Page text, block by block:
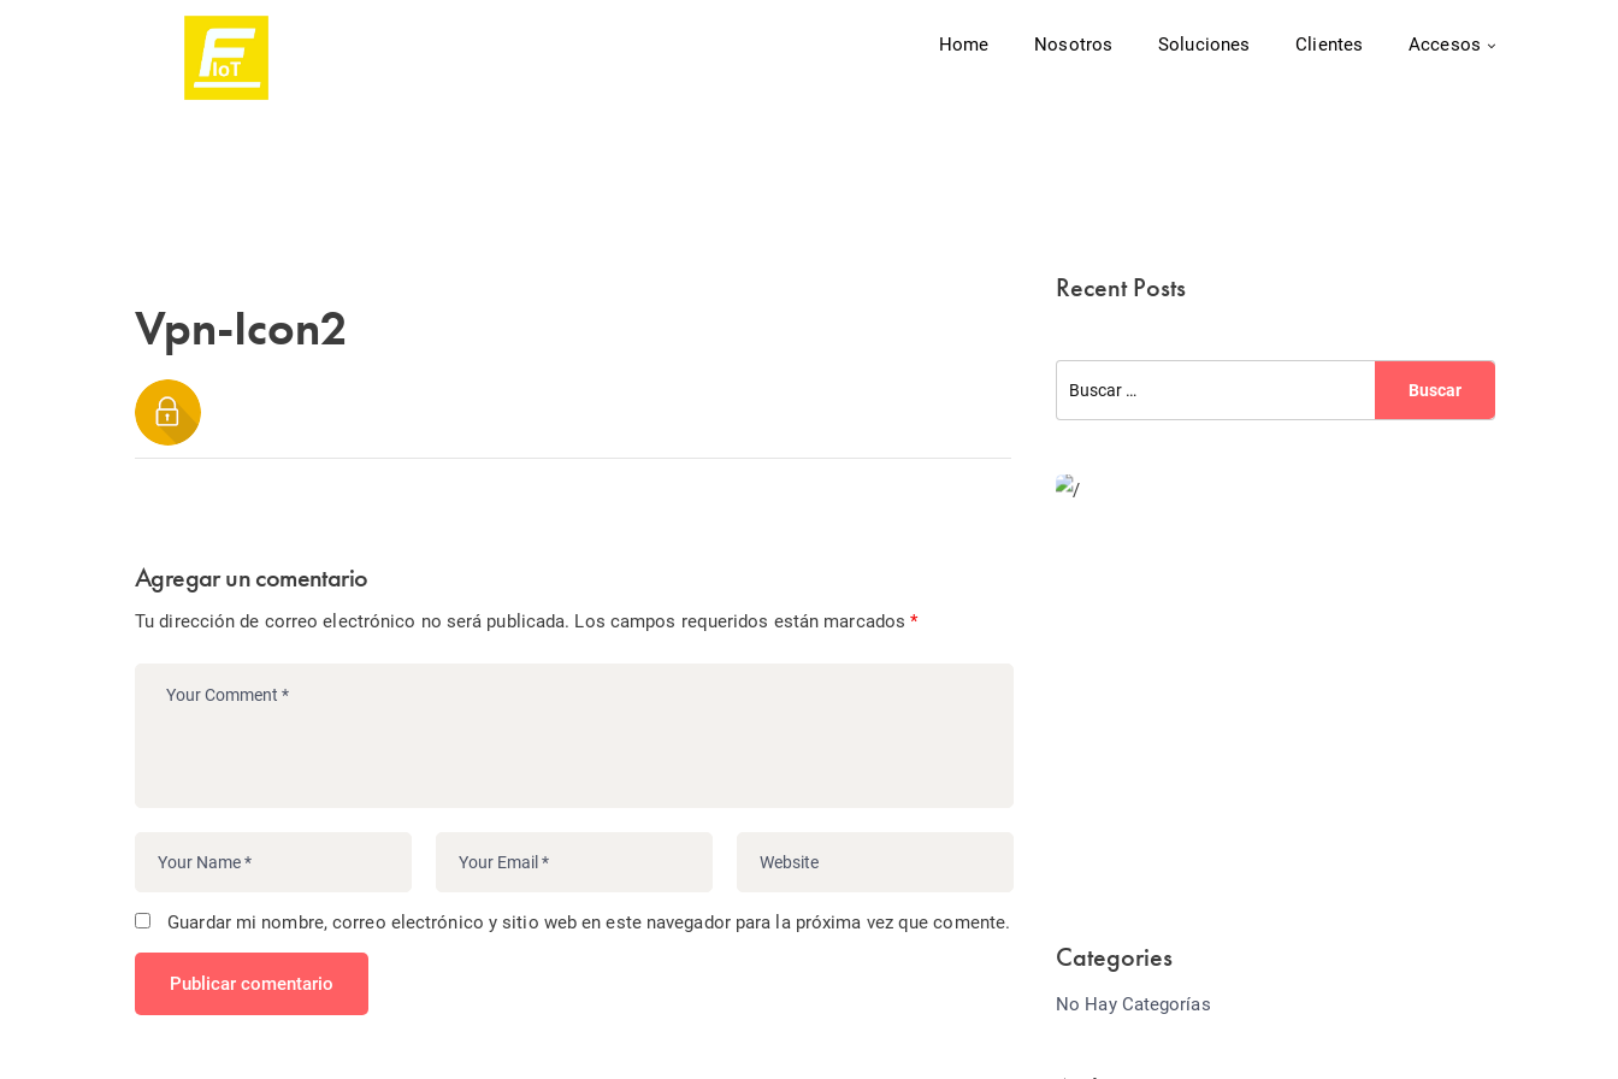
Home Nosotros Soluciones Clientes Accesos
Vpn-Icon2
Agregar un comentario
Tu dirección de correo electrónico no será publicada. Los campos requeridos están marcados*
Guardar mi nombre, correo electrónico y sitio web en este navegador para la próxima vez que comente.
Publicar comentario
Recent Posts
Categories
No Hay Categorías